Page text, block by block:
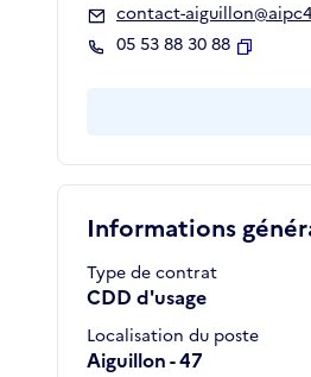
Informations
Type de contrat
CDD d'usage
Localisation du poste
Aiguillon - 47
contact-
05 53 88 30 88